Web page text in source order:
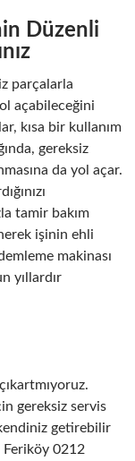
Düzenli
parçalarla
açabileceğini
kısa bir kullanım
gereksiz
da yol açar.
tamir bakım
işinin ehli
makinası
yıllardır
gereksiz servis
getirebilir
Feriköy 0212